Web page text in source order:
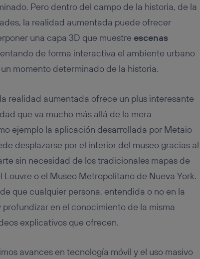
Pero dentro del campo de la historia, de la
la realidad aumentada puede ofrecer
una capa 3D que muestre escenas
de forma interactiva el ambiente urbano
momento determinado de la historia.
realidad aumentada ofrece un plus interesante
que va mucho más allá de la mera
ejemplo la aplicación desarrollada por Metaio
desplazarse por el interior del museo gracias al
sin necesidad de los tradicionales mapas de
o el Museo Metropolitano de Nueva York.
que cualquier persona, entendida o no en la
en el conocimiento de la misma
explicativos que ofrecen.
avances en tecnología móvil y el uso masivo